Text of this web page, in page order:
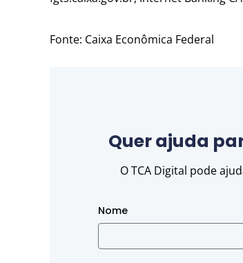
Fonte: Caixa Econômica Federal
Quer ajuda
O TCA Digital pode
Nome